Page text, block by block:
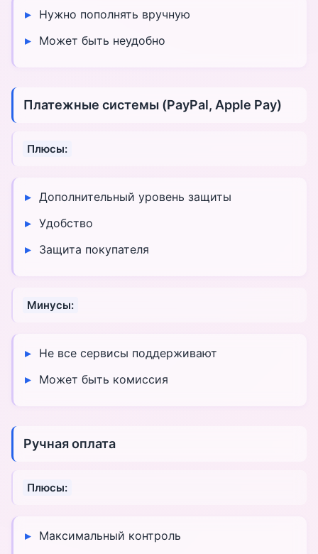
Нужно пополнять вручную
Может быть неудобно
Платежные системы (PayPal, Apple Pay)
Плюсы:
Дополнительный уровень защиты
Удобство
Защита покупателя
Минусы:
Не все сервисы поддерживают
Может быть комиссия
Ручная оплата
Плюсы:
Максимальный контроль